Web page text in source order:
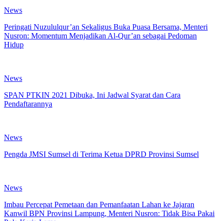
News
Peringati Nuzululqur’an Sekaligus Buka Puasa Bersama, Menteri
Nusron: Momentum Menjadikan Al-Qur’an sebagai Pedoman
Hidup
News
SPAN PTKIN 2021 Dibuka, Ini Jadwal Syarat dan Cara
Pendaftarannya
News
Pengda JMSI Sumsel di Terima Ketua DPRD Provinsi Sumsel
News
Imbau Percepat Pemetaan dan Pemanfaatan Lahan ke Jajaran
Kanwil BPN Provinsi Lampung, Menteri Nusron: Tidak Bisa Pakai